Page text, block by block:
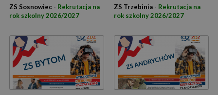
ZS Sosnowiec - Rekrutacja na
rok szkolny 2026/2027
ZS Trzebinia - Rekrutacja na
rok szkolny 2026/2027